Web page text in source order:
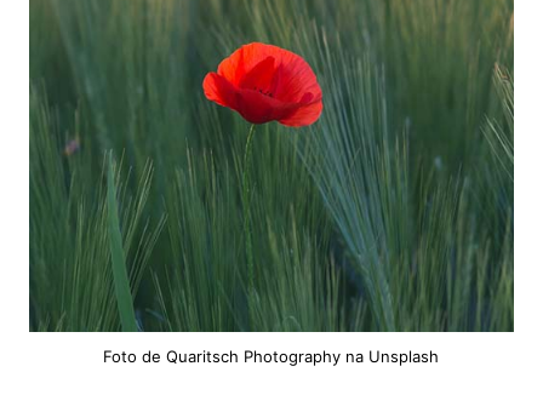
Foto de Quaritsch Photography na Unsplash